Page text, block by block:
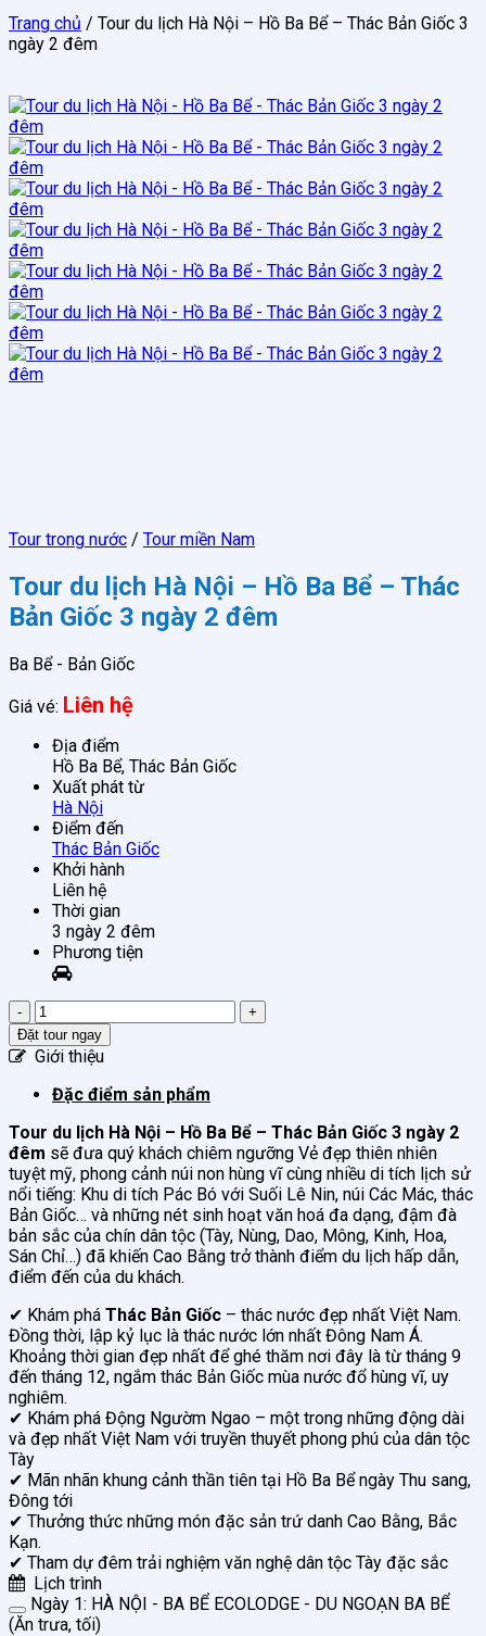
Trang chủ / Tour du lịch Hà Nội – Hồ Ba Bể – Thác Bản Giốc 3
ngày 2 đêm
Tour trong nước / Tour miền Nam
Tour du lịch Hà Nội – Hồ Ba Bể – Thác
Bản Giốc 3 ngày 2 đêm
Ba Bể - Bản Giốc
Giá vé: Liên hệ
Địa điểm
Hồ Ba Bể, Thác Bản Giốc
Xuất phát từ
Hà Nội
Điểm đến
Thác Bản Giốc
Khởi hành
Liên hệ
Thời gian
3 ngày 2 đêm
Phương tiện
Tour
du
lịch
Nội
Hồ
Ba
Bể
-
Thác
Bản
Giốc
3
2
đêm
số
lượng
Đặt tour ngay
Giới thiệu
Đặc điểm sản phẩm
Tour du lịch Hà Nội – Hồ Ba Bể – Thác Bản Giốc 3 ngày 2
đêm sẽ đưa quý khách chiêm ngưỡng Vẻ đẹp thiên nhiên
tuyệt mỹ, phong cảnh núi non hùng vĩ cùng nhiều di tích lịch sử
nổi tiếng: Khu di tích Pác Bó với Suối Lê Nin, núi Các Mác, thác
Bản Giốc… và những nét sinh hoạt văn hoá đa dạng, đậm đà
bản sắc của chín dân tộc (Tày, Nùng, Dao, Mông, Kinh, Hoa,
Sán Chỉ…) đã khiến Cao Bằng trở thành điểm du lịch hấp dẫn,
điểm đến của du khách.
✔ Khám phá Thác Bản Giốc – thác nước đẹp nhất Việt Nam.
Đồng thời, lập kỷ lục là thác nước lớn nhất Đông Nam Á.
Khoảng thời gian đẹp nhất để ghé thăm nơi đây là từ tháng 9
đến tháng 12, ngắm thác Bản Giốc mùa nước đổ hùng vĩ, uy
nghiêm.
✔ Khám phá Động Ngườm Ngao – một trong những động dài
và đẹp nhất Việt Nam với truyền thuyết phong phú của dân tộc
Tày
✔ Mãn nhãn khung cảnh thần tiên tại Hồ Ba Bể ngày Thu sang,
Đông tới
✔ Thưởng thức những món đặc sản trứ danh Cao Bằng, Bắc
Kạn.
✔ Tham dự đêm trải nghiệm văn nghệ dân tộc Tày đặc sắc
Lịch trình
Ngày 1: HÀ NỘI - BA BỂ ECOLODGE - DU NGOẠN BA BỂ
(Ăn trưa, tối)